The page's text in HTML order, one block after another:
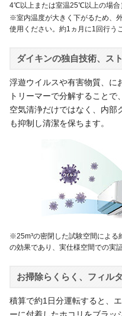
4℃以上または室温25℃以上の場合
※室内温度が大きく下がるため、
使用ください。約1ヵ月に1回行う
ダイキンの独自技術、ス
浮遊ウイルスや有害物質、に
トリーマーで分解することで
空気清浄だけではなく、内部
も抑制し清潔を保ちます。
※25m³の密閉した試験空間による
の効果であり、実仕様空間での実
お掃除らくらく、フィル
積算で約1日分運転すると、
ーに付着したホコリをブラッ